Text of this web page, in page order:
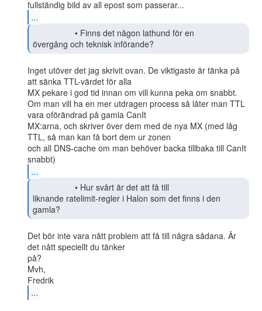
...
övergång och teknisk införande?
Inget utöver det jag skrivit ovan. De viktigaste är tänka på
att sänka TTL-värdet för alla
MX pekare i god tid innan om vill kunna peka om snabbt.
Om man vill ha en mer utdragen process så låter man TTL
vara oförändrad på gamla CanIt
MX:arna, och skriver över dem med de nya MX (med låg
TTL, så man kan få bort dem ur zonen
och all DNS-cache om man behöver backa tillbaka till CanIt
...
liknande ratelimit-regler i Halon som det finns i den
gamla?
Det bör inte vara nått problem att få till några sådana. Är
det nått speciellt du tänker
på?
Mvh,
...